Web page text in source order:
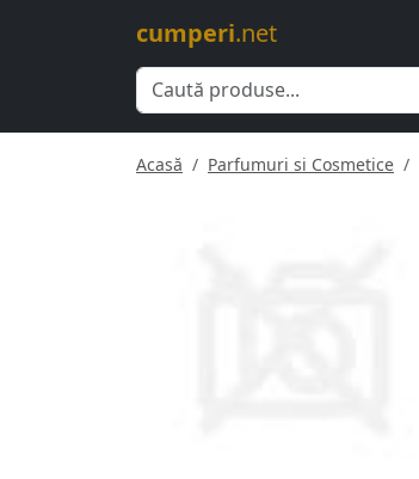
cumperi.net
Acasă Parfumuri si Cosmetice